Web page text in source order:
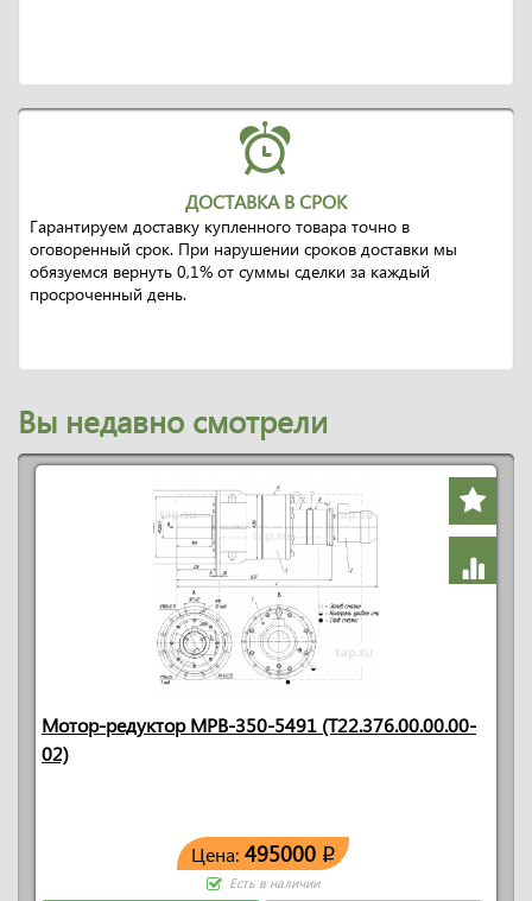
ДОСТАВКА В СРОК
Гарантируем доставку купленного товара точно в
оговоренный срок. При нарушении сроков доставки мы
обязуемся вернуть 0,1% от суммы сделки за каждый
просроченный день.
Вы недавно смотрели
Мотор-редуктор МРВ-350-5491 (Т22.376.00.00.00-
02)
Цена: 495000 q
Есть в наличии